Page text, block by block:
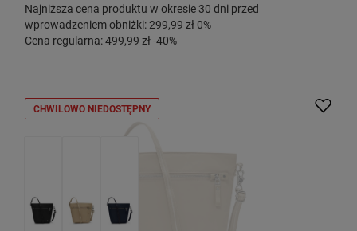
Najniższa cena produktu w okresie 30 dni przed
wprowadzeniem obniżki:299,99 zł 0%
Cena regularna:499,99 zł-40%
CHWILOWO NIEDOSTĘPNY